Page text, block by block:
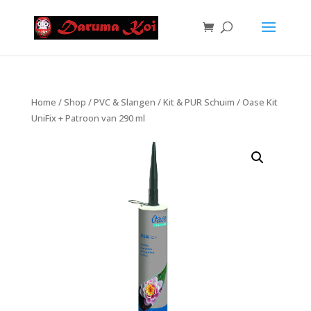
Home /Shop /PVC & Slangen /Kit & PUR Schuim / Oase Kit
UniFix + Patroon van 290 ml